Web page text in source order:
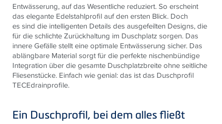
Entwässerung, auf das Wesentliche reduziert. So erscheint
das elegante Edelstahlprofil auf den ersten Blick. Doch
es sind die intelligenten Details des ausgefeilten Designs, die
für die schlichte Zurückhaltung im Duschplatz sorgen. Das
innere Gefälle stellt eine optimale Entwässerung sicher. Das
ablängbare Material sorgt für die perfekte nischenbündige
Integration über die gesamte Duschplatzbreite ohne seitliche
Fliesenstücke. Einfach wie genial: das ist das Duschprofil
TECEdrainprofile.
Ein Duschprofil, bei dem alles fließt